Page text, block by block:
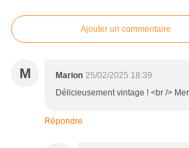
Ajouter un commentaire
M Marion 25/02/2025 18:39
Délicieusement vintage ! <br />
Répondre